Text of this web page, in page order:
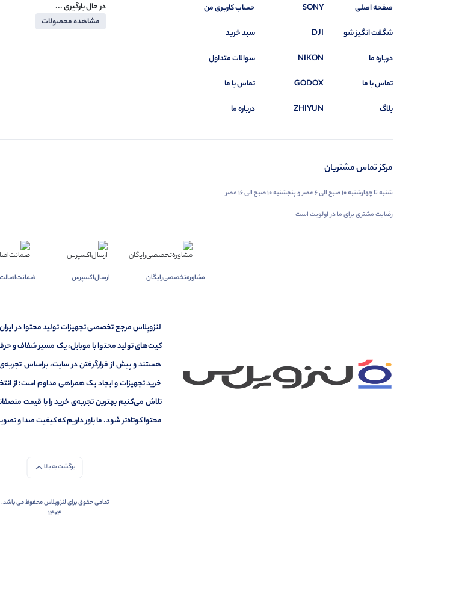
صفحه اصلی
شگفت انگیز شو
درباره ما
تماس با ما
بلاگ
SONY
DJI
NIKON
GODOX
ZHIYUN
حساب کاربری من
سبد خرید
سوالات متداول
تماس با ما
درباره ما
در حال بارگیری ...
مشاهده محصولات
مرکز تماس مشتریان
شنبه تا چهارشنبه ۱۰ صبح الی ۶ عصر و پنجشنبه ۱۰ صبح الی ۱۶ عصر
رضایت مشتری برای ما در اولویت است
مشاوره‌تخصصی‌رایگان ارسال‌اکسپرس
لنزوپلاس مرجع تخصصی تجهیزات تولید محتوا در
کیت‌های تولید محتوا با موبایل، یک مسیر شفاف و
هستند و پیش از قرارگرفتن در سایت، براساس
خرید تجهیزات و ایجاد یک همراهی مداوم است؛ از
تلاش می‌کنیم بهترین تجربه‌ی خرید را با قیمت
محتوا کوتاه‌تر شود. ما باور داریم که کیفیت صدا و
برگشت به بالا
تمامی حقوق برای لنزوپلاس محفوظ می باشد.
1404